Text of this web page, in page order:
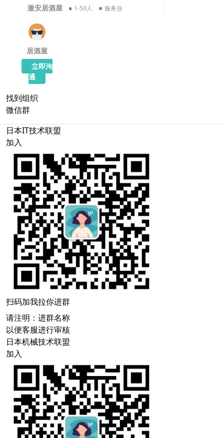
激安居酒屋
居酒屋
立即沟
通
找到组织
微信群
日本IT技术联盟
加入
扫码加我拉你进群
请注明：进群名称
以便客服进行审核
日本机械技术联盟
加入